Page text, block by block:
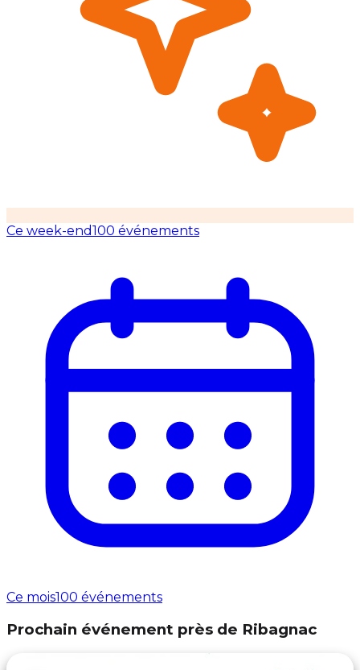
Ce week-end100 événements
Ce mois100 événements
Prochain événement près de Ribagnac